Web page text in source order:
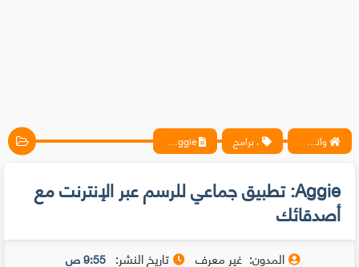
واتس آب ، فيسبوك ، أنترنت ، شروحات تقنية حصرية - المحترف ، برامج Aggie: تطبيق جماعي للرسم عبر الإنترنت مع أصدقائك
Aggie: تطبيق جماعي للرسم عبر الإنترنت مع
أصدقائك
المدون: غير معرف تاريخ النشر: 9:55 ص